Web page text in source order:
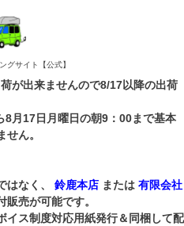
グサイト【公式】
が出来ませんので8/17以降の出荷
8月17日月曜日の朝9：00まで基本
ん。
はなく、 鈴鹿本店 または 有限会社
販売が可能です。
イス制度対応用紙発行＆同梱して配